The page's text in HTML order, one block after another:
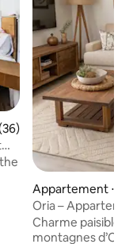
moyenne sur la
Appartement ⋅
Oria –
indépendance
montagne
Charme paisible
montagnes